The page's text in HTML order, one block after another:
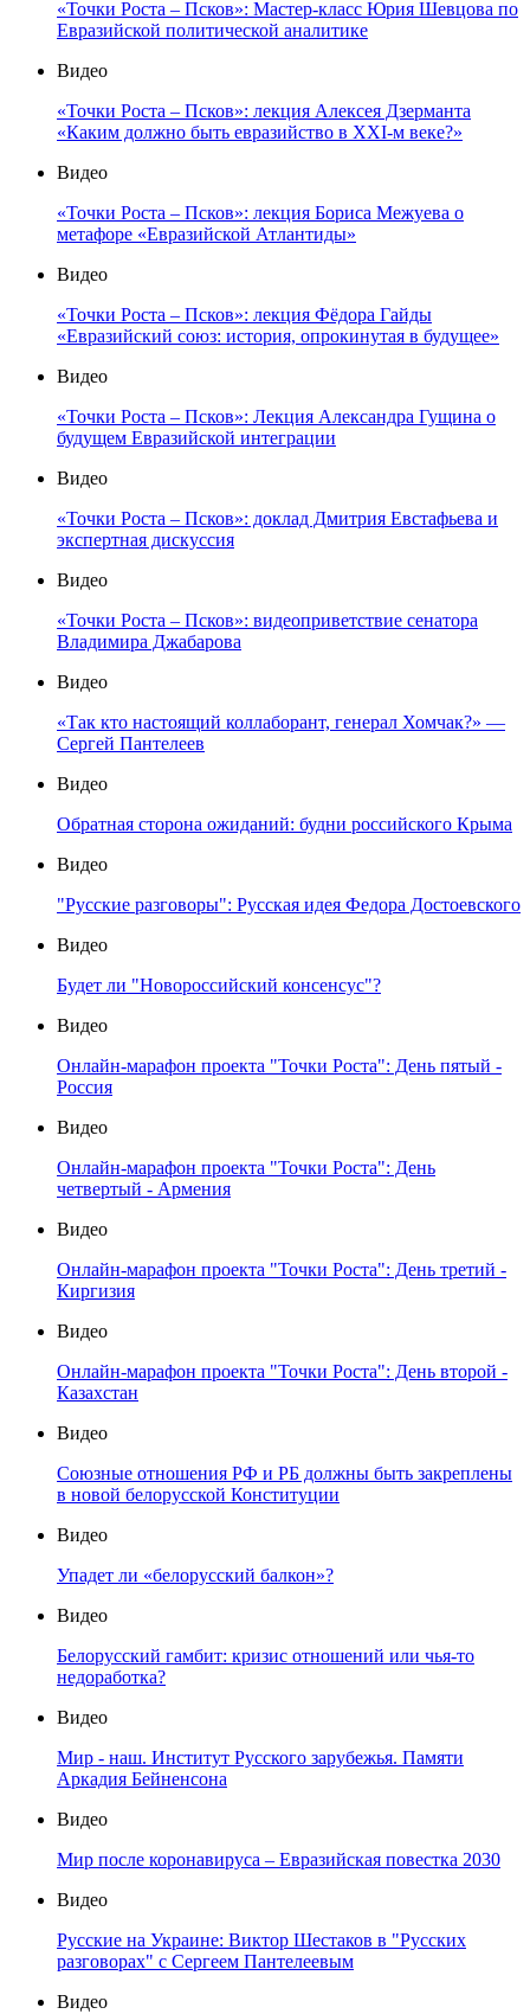
«Точки Роста – Псков»: Мастер-класс Юрия Шевцова по
Евразийской политической аналитике
Видео
«Точки Роста – Псков»: лекция Алексея Дзерманта
«Каким должно быть евразийство в XXI-м веке?»
Видео
«Точки Роста – Псков»: лекция Бориса Межуева о
метафоре «Евразийской Атлантиды»
Видео
«Точки Роста – Псков»: лекция Фёдора Гайды
«Евразийский союз: история, опрокинутая в будущее»
Видео
«Точки Роста – Псков»: Лекция Александра Гущина о
будущем Евразийской интеграции
Видео
«Точки Роста – Псков»: доклад Дмитрия Евстафьева и
экспертная дискуссия
Видео
«Точки Роста – Псков»: видеоприветствие сенатора
Владимира Джабарова
Видео
«Так кто настоящий коллаборант, генерал Хомчак?» —
Сергей Пантелеев
Видео
Обратная сторона ожиданий: будни российского Крыма
Видео
"Русские разговоры": Русская идея Федора Достоевского
Видео
Будет ли "Новороссийский консенсус"?
Видео
Онлайн-марафон проекта "Точки Роста": День пятый -
Россия
Видео
Онлайн-марафон проекта "Точки Роста": День
четвертый - Армения
Видео
Онлайн-марафон проекта "Точки Роста": День третий -
Киргизия
Видео
Онлайн-марафон проекта "Точки Роста": День второй -
Казахстан
Видео
Союзные отношения РФ и РБ должны быть закреплены
в новой белорусской Конституции
Видео
Упадет ли «белорусский балкон»?
Видео
Белорусский гамбит: кризис отношений или чья-то
недоработка?
Видео
Мир - наш. Институт Русского зарубежья. Памяти
Аркадия Бейненсона
Видео
Мир после коронавируса – Евразийская повестка 2030
Видео
Русские на Украине: Виктор Шестаков в "Русских
разговорах" с Сергеем Пантелеевым
Видео